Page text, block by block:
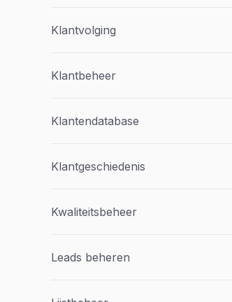
Klantvolging
Klantbeheer
Klantendatabase
Klantgeschiedenis
Kwaliteitsbeheer
Leads beheren